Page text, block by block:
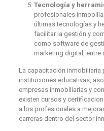
Tecnología y
profesionales
últimas tecnologías y
facilitar la gestión y
como software de
marketing digital, entre
La capacitación inmobiliaria
instituciones educativas,
empresas inmobiliarias y
existen cursos y
a los profesionales a
carreras dentro del sector